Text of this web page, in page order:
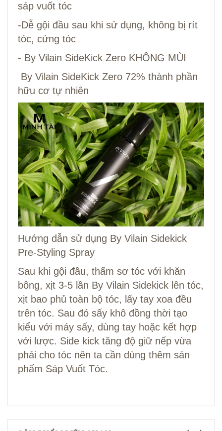
sáp vuốt tóc
-Dễ gội đầu sau khi sử dụng, không bị rít
tóc, cứng tóc
- By Vilain SideKick Zero KHÔNG MÙI
By Vilain SideKick Zero 72% thành phần
hữu cơ tự nhiên
Hướng dẫn sử dụng By Vilain Sidekick
Pre-Styling Spray
Sau khi gội đầu, thấm sơ tóc với khăn
bông, xịt 3-5 lần By Vilain Sidekick lên tóc,
xịt bao phủ toàn bộ tóc, lấy tay xoa đều
trên tóc. Sau đó sấy khô đồng thời tạo
kiểu với máy sấy, dùng tay hoặc kết hợp
với lược. Side kick tăng độ giữ nếp vừa
phải cho tóc nên ta cần dùng thêm sản
phẩm Sáp Vuốt Tóc.